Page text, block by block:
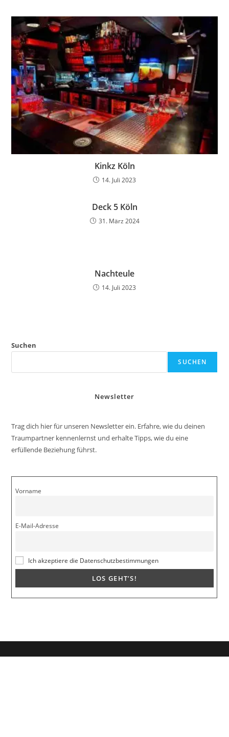
Kinkz Köln
14. Juli 2023
Deck 5 Köln
31. März 2024
Nachteule
14. Juli 2023
Suchen
SUCHEN
Newsletter
Trag dich hier für unseren Newsletter ein. Erfahre, wie du deinen
Traumpartner kennenlernst und erhalte Tipps, wie du eine
erfüllende Beziehung führst.
Vorname
E-Mail-Adresse
Ich akzeptiere die Datenschutzbestimmungen